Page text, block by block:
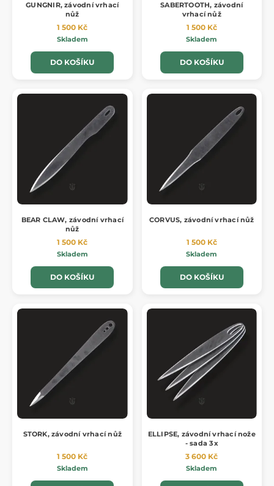
GUNGNIR, závodní vrhací
nůž
1 500 Kč
Skladem
DO KOŠÍKU
SABERTOOTH, závodní
vrhací nůž
1 500 Kč
Skladem
DO KOŠÍKU
BEAR CLAW, závodní vrhací
nůž
1 500 Kč
Skladem
DO KOŠÍKU
CORVUS, závodní vrhací nůž
1 500 Kč
Skladem
DO KOŠÍKU
STORK, závodní vrhací nůž
1 500 Kč
Skladem
ELLIPSE, závodní vrhací nože
- sada 3x
3 600 Kč
Skladem